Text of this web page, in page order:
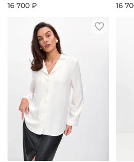
16 700 ₽
16